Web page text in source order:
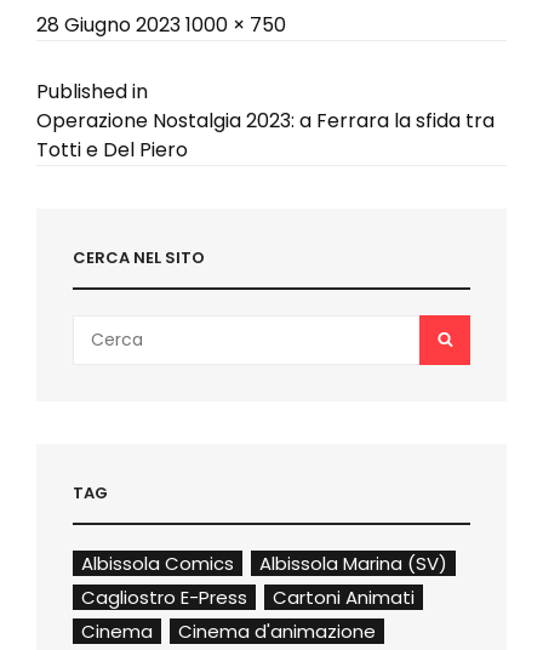
Posted
28 Giugno 2023Full
1000 × 750
Navigazione
articoli
Published in
Operazione Nostalgia 2023: a Ferrara la sfida tra
Totti e Del Piero
CERCA NEL SITO
for:
SEARCH
TAG
Albissola Comics
Albissola Marina (SV)
Cagliostro E-Press
Cartoni Animati
Cinema
Cinema d'animazione